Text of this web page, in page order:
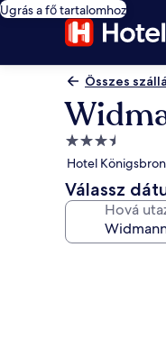
Ugrás a fő tartalomhoz
Összes
3.5
csillagos
szálláshely
Hotel
Válassz
Hová